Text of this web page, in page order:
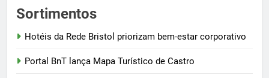
Sortimentos
Hotéis da Rede Bristol priorizam bem-estar corporativo
Portal BnT lança Mapa Turístico de Castro